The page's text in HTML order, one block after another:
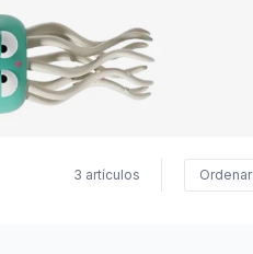
3 artículos